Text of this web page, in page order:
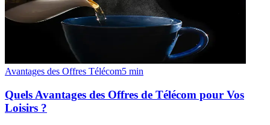
Avantages des Offres Télécom5 min
Quels Avantages des Offres de Télécom pour Vos
Loisirs ?